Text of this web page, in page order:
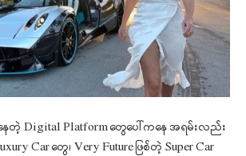
တဲ့ Digital Platform တွေပေါ်ကနေ အရမ်းလည်း
Car တွေ၊ Very Future ဖြစ်တဲ့ Super Car